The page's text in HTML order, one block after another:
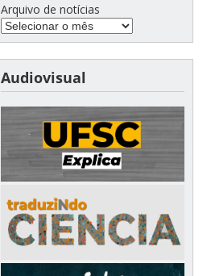
Arquivo de notícias
Audiovisual